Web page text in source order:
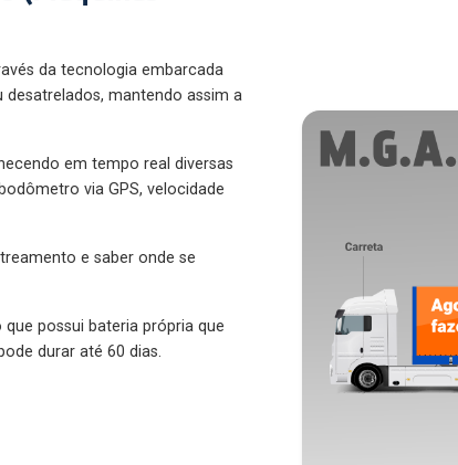
da tecnologia embarcada
mantendo assim a
em tempo real diversas
via GPS, velocidade
e saber onde se
possui bateria própria que
durar até 60 dias.